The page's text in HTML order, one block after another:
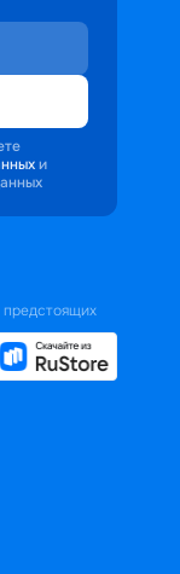
и